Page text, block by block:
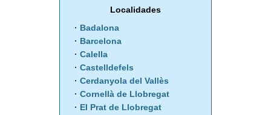
Localidades
Badalona
Barcelona
Calella
Castelldefels
Cerdanyola del Vallès
Cornellà de Llobregat
El Prat de Llobregat